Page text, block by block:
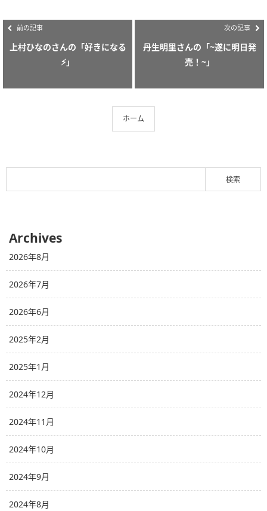
前の記事
上村ひなのさんの「好きになる
⚡️」
次の記事
丹生明里さんの「~遂に明日発
売！~」
ホーム
Archives
2026年8月
2026年7月
2026年6月
2025年2月
2025年1月
2024年12月
2024年11月
2024年10月
2024年9月
2024年8月